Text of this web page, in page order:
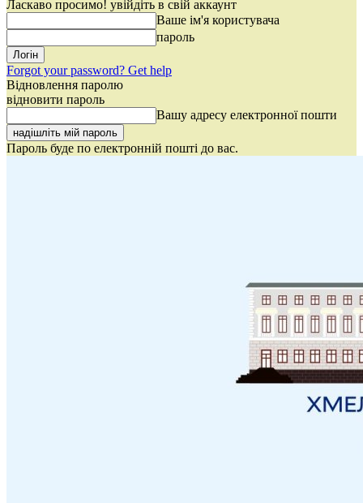
Ласкаво просимо! увійдіть в свій аккаунт
Ваше ім'я користувача
пароль
Forgot your password? Get help
Відновлення паролю
відновити пароль
Вашу адресу електронної пошти
Пароль буде по електронній пошті до вас.